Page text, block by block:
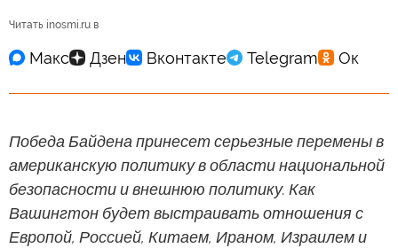
Читать inosmi.ru в
Победа Байдена принесет серьезные перемены в
американскую политику в области национальной
безопасности и внешнюю политику. Как
Вашингтон будет выстраивать отношения с
Европой, Россией, Китаем, Ираном, Израилем и